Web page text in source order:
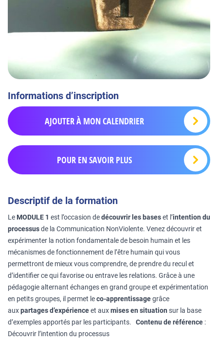
Informations d’inscription
AJOUTER À MON CALENDRIER
POUR EN SAVOIR PLUS
Descriptif de la formation
Le MODULE 1 est l’occasion dedécouvrir les baseset l’intention du
processusde la Communication NonViolente. Venez découvrir et
expérimenter la notion fondamentale de besoin humain et les
mécanismes de fonctionnement de l’être humain qui vous
permettront de mieux vous comprendre, de prendre du recul et
d’identifier ce qui favorise ou entrave les relations. Grâce à une
pédagogie alternant échanges en grand groupe et expérimentation
en petits groupes, il permet leco-apprentissagegrâce
auxpartages d’expérienceet auxmises en situation sur la base
d’exemples apportés par les participants. Contenu de référence :
Découvrir l’intention du processus